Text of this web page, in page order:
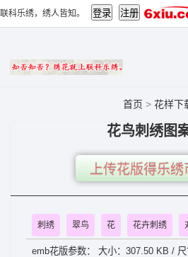
联科乐绣，绣人皆知。
首页 > 花样下
花鸟刺绣图
上传花版得乐绣
刺绣 翠鸟 花 花卉刺绣
emb花版参数： 大小：307.50 KB / 尺